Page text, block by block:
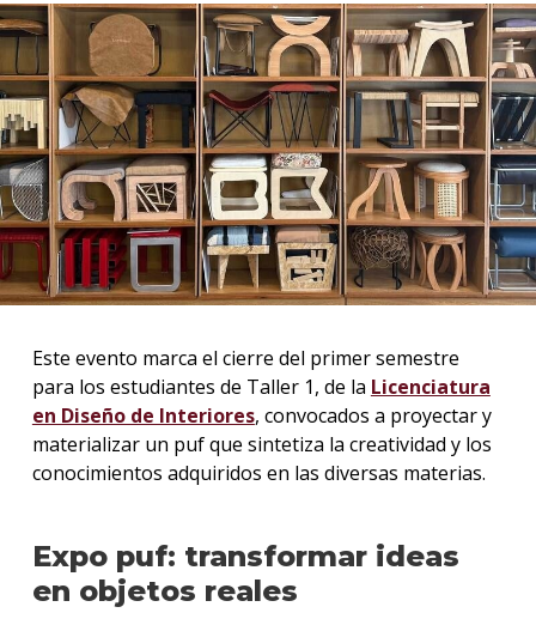
Blog
Este evento marca el cierre del primer semestre
para los estudiantes de Taller 1, de la Licenciatura
en Diseño de Interiores, convocados a proyectar y
materializar un puf que sintetiza la creatividad y los
conocimientos adquiridos en las diversas materias.
Expo puf: transformar ideas
en objetos reales